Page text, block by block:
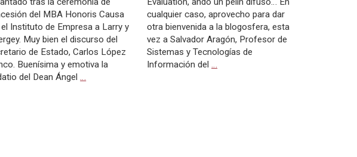
del MBA Honoris Causa
Instituto de Empresa a Larry y
Muy bien el discurso del
de Estado, Carlos López
Buenísima y emotiva la
del Dean Ángel…
cualquier caso, aprovecho para dar
otra bienvenida a la blogosfera, esta
vez a Salvador Aragón, Profesor de
Sistemas y Tecnologías de
Información del…